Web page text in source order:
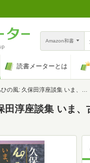
Amazon和書
読書メーターとは
の風: 久保田淳座談集 いま、古典を読む
田淳座談集 いま、